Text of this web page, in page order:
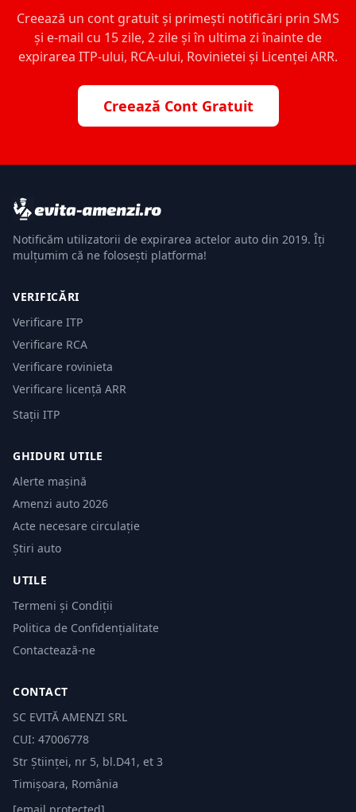
Creează un cont gratuit și primești notificări prin SMS
și e-mail cu 15 zile, 2 zile și în ultima zi înainte de
expirarea ITP-ului, RCA-ului, Rovinietei și Licenței ARR.
Creează Cont Gratuit
Notificăm utilizatorii de expirarea actelor auto din 2019. Îți
mulțumim că ne folosești platforma!
VERIFICĂRI
Verificare ITP
Verificare RCA
Verificare rovinieta
Verificare licență ARR
Stații ITP
GHIDURI UTILE
Alerte mașină
Amenzi auto 2026
Acte necesare circulație
Știri auto
UTILE
Termeni și Condiții
Politica de Confidențialitate
Contactează-ne
CONTACT
SC EVITĂ AMENZI SRL
CUI: 47006778
Str Științei, nr 5, bl.D41, et 3
Timișoara, România